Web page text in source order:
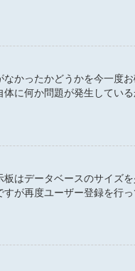
かったかどうかを今一度
に何か問題が発生してい
はデータベースのサイズ
が再度ユーザー登録を行